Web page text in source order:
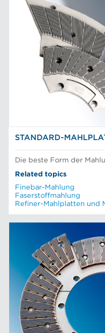
STANDARD-
Die beste Form der
Related topics
Finebar-Mahlung
Faserstoffmahlung
Refiner-Mahlplatten und